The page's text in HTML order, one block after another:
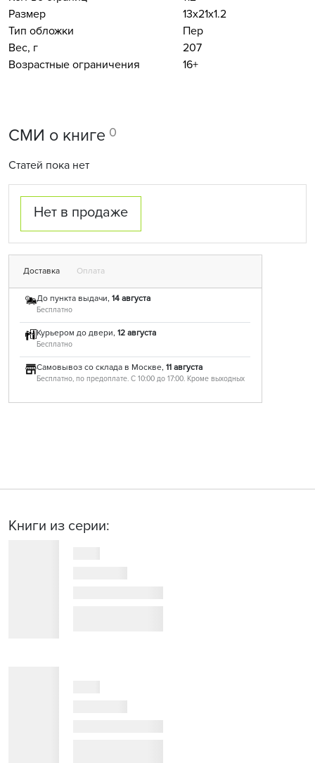
Размер
13x21x1.2
Тип обложки
Пер
Вес, г
207
Возрастные ограничения
16+
СМИ о книге 0
Статей пока нет
Нет в продаже
Доставка Оплата
До пункта выдачи, 14 августа
Бесплатно
Курьером до двери, 12 августа
Бесплатно
Самовывоз со склада в Москве, 11 августа
Бесплатно, по предоплате. С 10:00 до 17:00. Кроме выходных
Книги из серии: